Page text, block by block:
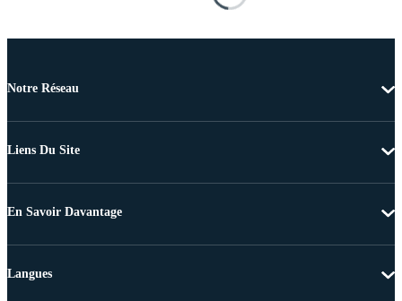
Notre Réseau
Liens Du Site
En Savoir Davantage
Langues